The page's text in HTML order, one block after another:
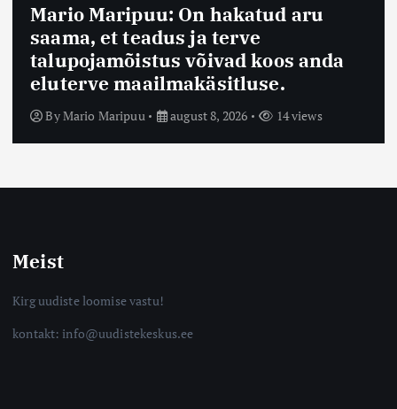
Mario Maripuu: On hakatud aru
saama, et teadus ja terve
talupojamõistus võivad koos anda
eluterve maailmakäsitluse.
ByMario Maripuu august 8, 2026 14 views
Meist
Kirg uudiste loomise vastu!
kontakt: info@uudistekeskus.ee